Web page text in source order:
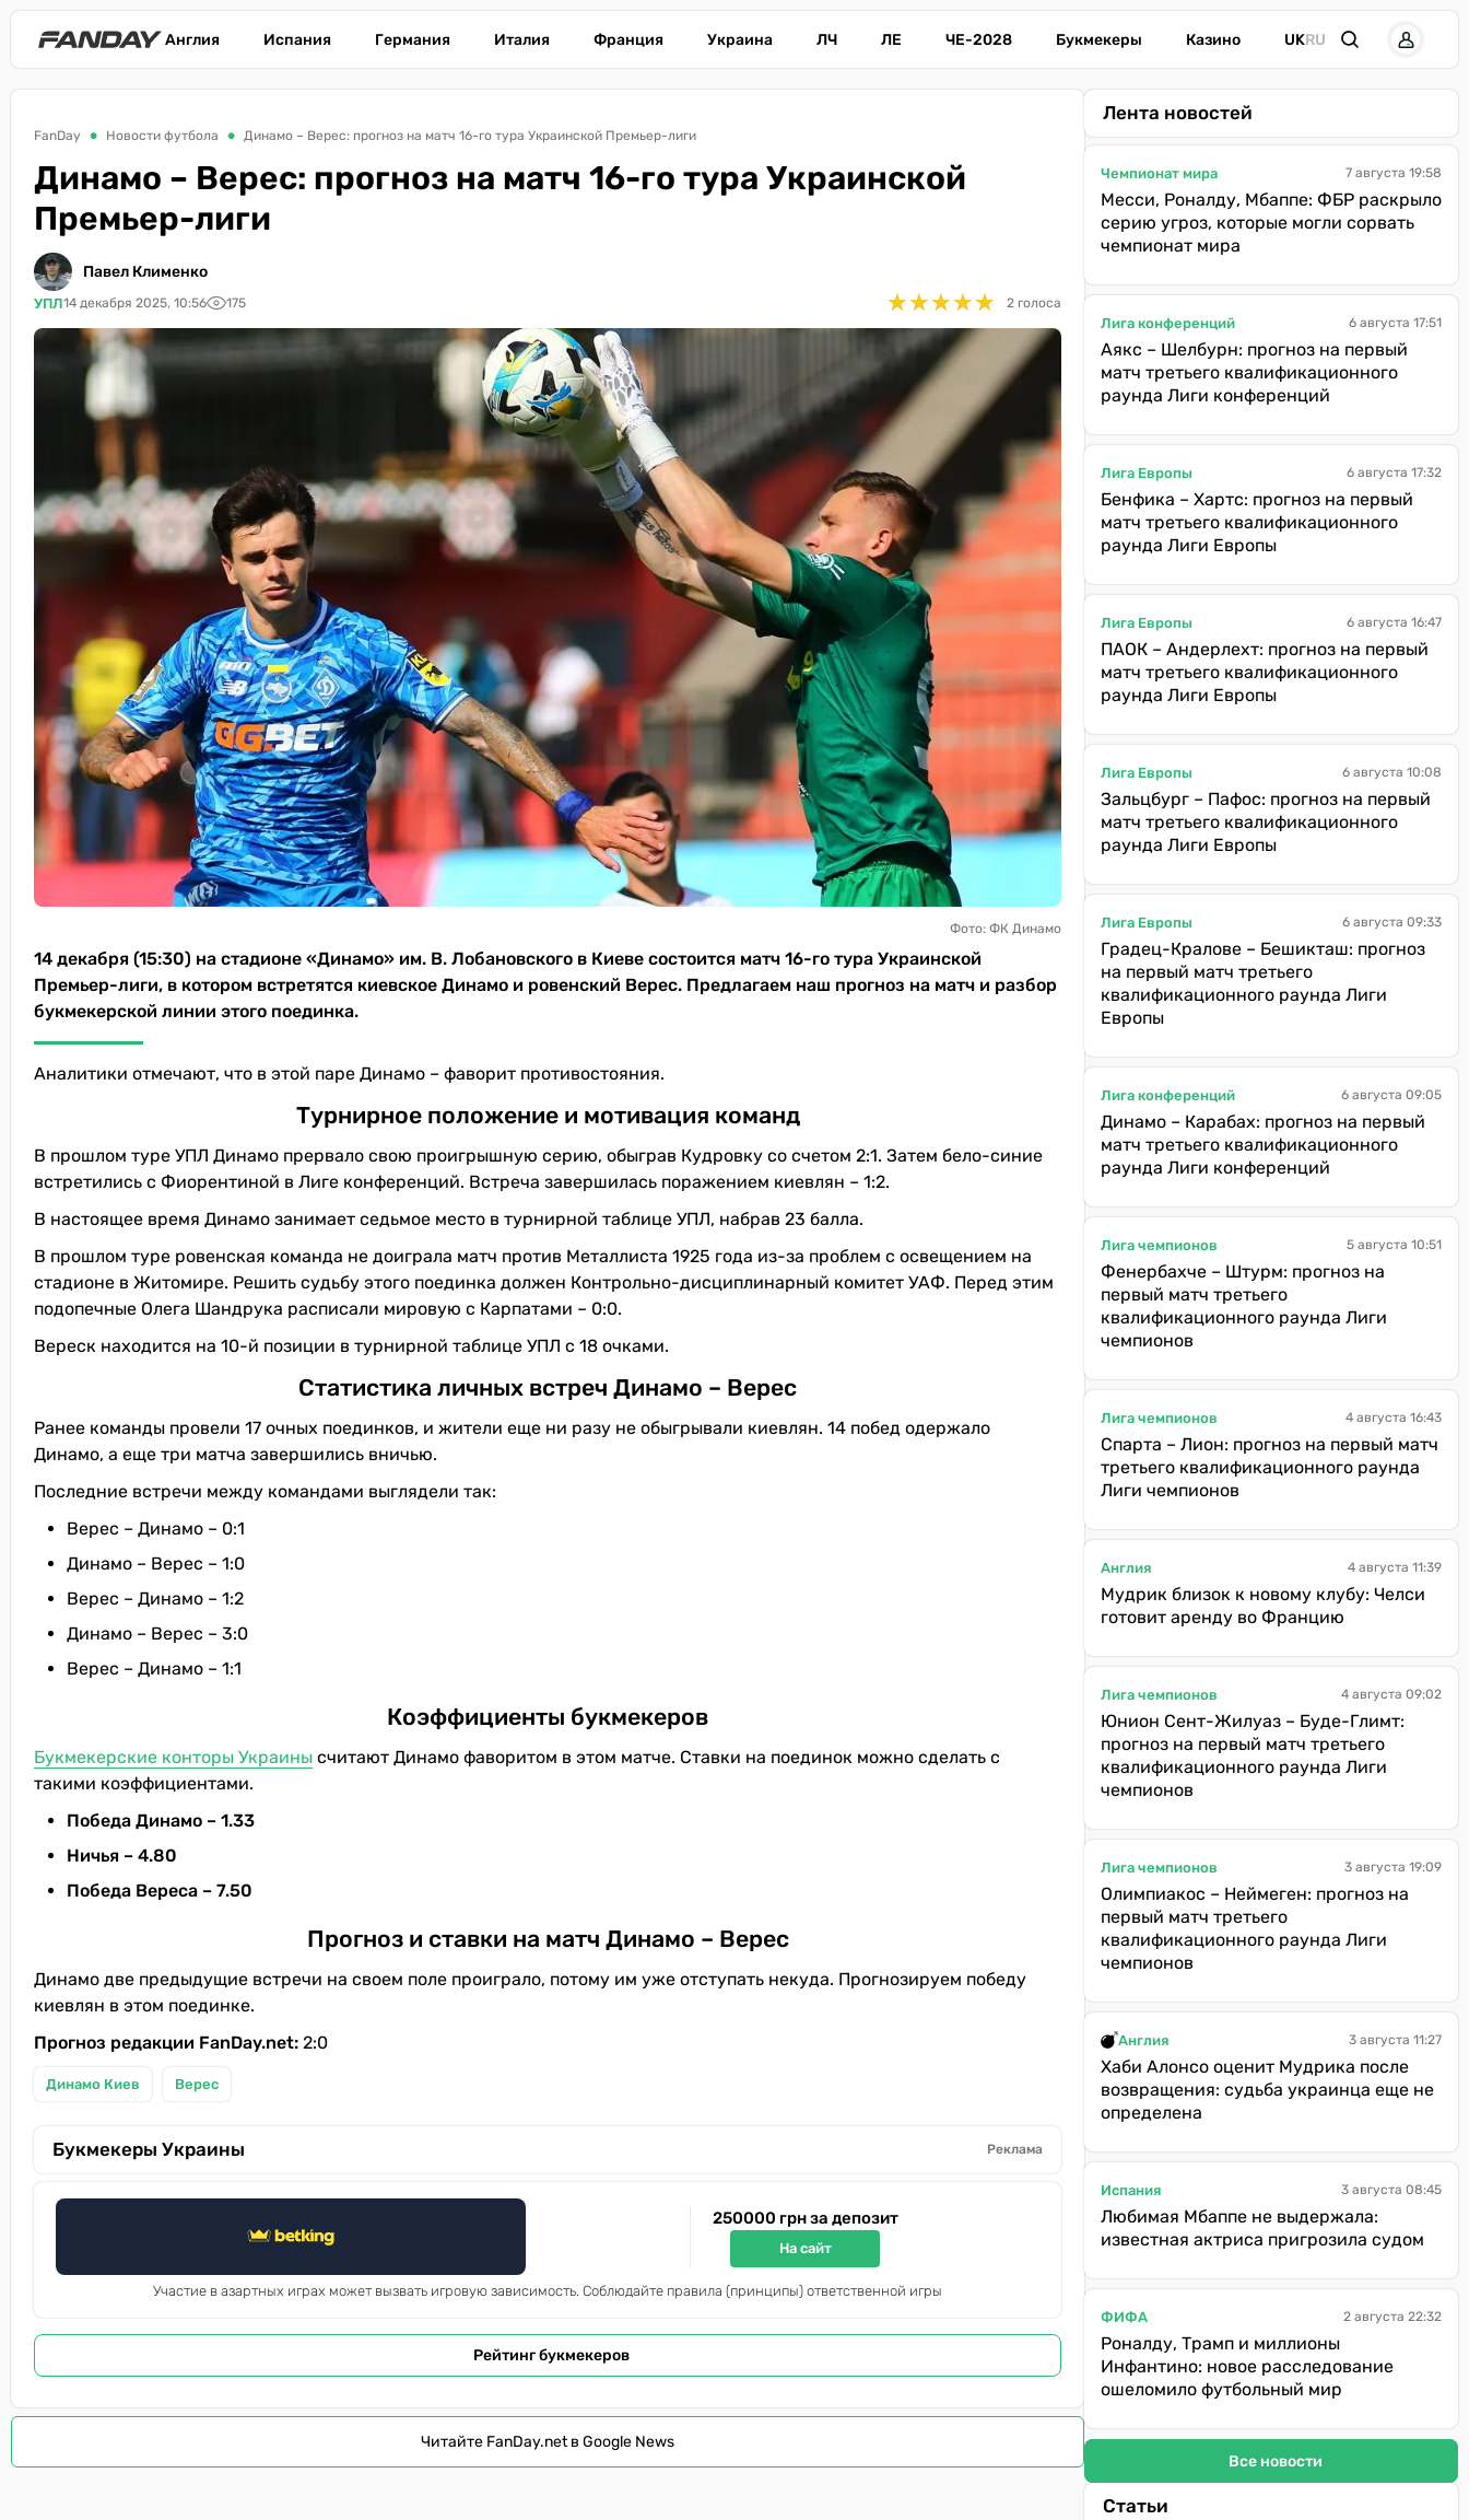
Англия Испания Германия Италия Франция Украина ЛЧ ЛЕ ЧЕ-2028 Букмекеры Казино UKRU
FanDay Новости футбола Динамо – Верес: прогноз на матч 16-го тура Украинской Премьер-лиги
Динамо – Верес: прогноз на матч 16-го тура Украинской
Премьер-лиги
Павел Клименко
УПЛ14 декабря 2025, 10:56 175 ★★★★★
★★★★★ 2 голоса
Фото: ФК Динамо
14 декабря (15:30) на стадионе «Динамо» им. В. Лобановского в Киеве состоится матч 16-го тура Украинской
Премьер-лиги, в котором встретятся киевское Динамо и ровенский Верес. Предлагаем наш прогноз на матч и разбор
букмекерской линии этого поединка.
Аналитики отмечают, что в этой паре Динамо – фаворит противостояния.
Турнирное положение и мотивация команд
В прошлом туре УПЛ Динамо прервало свою проигрышную серию, обыграв Кудровку со счетом 2:1. Затем бело-синие
встретились с Фиорентиной в Лиге конференций. Встреча завершилась поражением киевлян – 1:2.
В настоящее время Динамо занимает седьмое место в турнирной таблице УПЛ, набрав 23 балла.
В прошлом туре ровенская команда не доиграла матч против Металлиста 1925 года из-за проблем с освещением на
стадионе в Житомире. Решить судьбу этого поединка должен Контрольно-дисциплинарный комитет УАФ. Перед этим
подопечные Олега Шандрука расписали мировую с Карпатами – 0:0.
Вереск находится на 10-й позиции в турнирной таблице УПЛ с 18 очками.
Статистика личных встреч Динамо – Верес
Ранее команды провели 17 очных поединков, и жители еще ни разу не обыгрывали киевлян. 14 побед одержало
Динамо, а еще три матча завершились вничью.
Последние встречи между командами выглядели так:
Верес – Динамо – 0:1
Динамо – Верес – 1:0
Верес – Динамо – 1:2
Динамо – Верес – 3:0
Верес – Динамо – 1:1
Коэффициенты букмекеров
Букмекерские конторы Украины считают Динамо фаворитом в этом матче. Ставки на поединок можно сделать с
такими коэффициентами.
Победа Динамо – 1.33
Ничья – 4.80
Победа Вереса – 7.50
Прогноз и ставки на матч Динамо – Верес
Динамо две предыдущие встречи на своем поле проиграло, потому им уже отступать некуда. Прогнозируем победу
киевлян в этом поединке.
Прогноз редакции FanDay.net: 2:0
Динамо Киев Верес
Букмекеры Украины Реклама
250000 грн за депозит
На сайт
Участие в азартных играх может вызвать игровую зависимость. Соблюдайте правила (принципы) ответственной игры
Рейтинг букмекеров
Читайте FanDay.net в Google News
Лента новостей
Чемпионат мира 7 августа 19:58
Месси, Роналду, Мбаппе: ФБР раскрыло
серию угроз, которые могли сорвать
чемпионат мира
Лига конференций 6 августа 17:51
Аякс – Шелбурн: прогноз на первый
матч третьего квалификационного
раунда Лиги конференций
Лига Европы 6 августа 17:32
Бенфика – Хартс: прогноз на первый
матч третьего квалификационного
раунда Лиги Европы
Лига Европы 6 августа 16:47
ПАОК – Андерлехт: прогноз на первый
матч третьего квалификационного
раунда Лиги Европы
Лига Европы 6 августа 10:08
Зальцбург – Пафос: прогноз на первый
матч третьего квалификационного
раунда Лиги Европы
Лига Европы 6 августа 09:33
Градец-Кралове – Бешикташ: прогноз
на первый матч третьего
квалификационного раунда Лиги
Европы
Лига конференций 6 августа 09:05
Динамо – Карабах: прогноз на первый
матч третьего квалификационного
раунда Лиги конференций
Лига чемпионов 5 августа 10:51
Фенербахче – Штурм: прогноз на
первый матч третьего
квалификационного раунда Лиги
чемпионов
Лига чемпионов 4 августа 16:43
Спарта – Лион: прогноз на первый матч
третьего квалификационного раунда
Лиги чемпионов
Англия 4 августа 11:39
Мудрик близок к новому клубу: Челси
готовит аренду во Францию
Лига чемпионов 4 августа 09:02
Юнион Сент-Жилуаз – Буде-Глимт:
прогноз на первый матч третьего
квалификационного раунда Лиги
чемпионов
Лига чемпионов 3 августа 19:09
Олимпиакос – Неймеген: прогноз на
первый матч третьего
квалификационного раунда Лиги
чемпионов
Англия 3 августа 11:27
Хаби Алонсо оценит Мудрика после
возвращения: судьба украинца еще не
определена
Испания 3 августа 08:45
Любимая Мбаппе не выдержала:
известная актриса пригрозила судом
ФИФА 2 августа 22:32
Роналду, Трамп и миллионы
Инфантино: новое расследование
ошеломило футбольный мир
Все новости
Статьи